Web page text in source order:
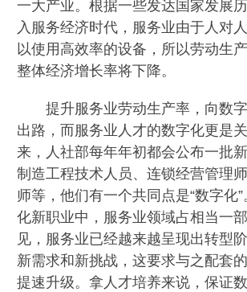
一大产业。根据一些发达国家发展
入服务经济时代，服务业由于人对
以使用高效率的设备，所以劳动生
整体经济增长率将下降。
提升服务业劳动生产率，向数字
出路，而服务业人才的数字化更是
来，人社部每年年初都会公布一批
制造工程技术人员、连锁经营管理
师等，他们有一个共同点是“数字化
化新职业中，服务业领域占相当一
见，服务业已经越来越呈现出转型
新需求和新挑战，这要求与之配套
提速升级。拿人才培养来说，保证